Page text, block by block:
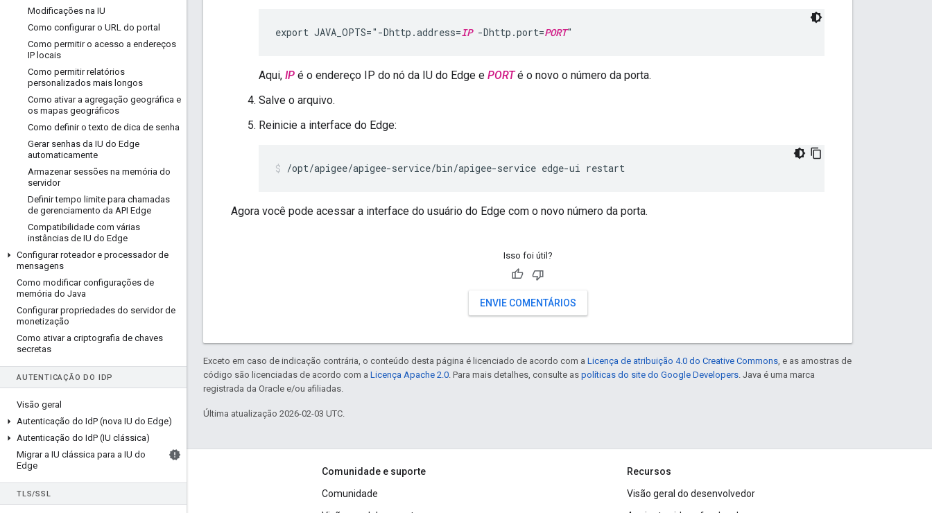
Modificações na IU
Como configurar o URL do portal
Como permitir o acesso a endereços
IP locais
Como permitir relatórios
personalizados mais longos
Como ativar a agregação geográfica e
os mapas geográficos
Como definir o texto de dica de senha
Gerar senhas da IU do Edge
automaticamente
Armazenar sessões na memória do
servidor
Definir tempo limite para chamadas
de gerenciamento da API Edge
Compatibilidade com várias
instâncias de IU do Edge
Configurar roteador e processador de
mensagens
Como modificar configurações de
memória do Java
Configurar propriedades do servidor de
monetização
Como ativar a criptografia de chaves
secretas
AUTENTICAÇÃO DO IDP
Visão geral
Autenticação do IdP (nova IU do Edge)
Autenticação do IdP (IU clássica)
Migrar a IU clássica para a IU do
Edge
TLS/SSL
export JAVA_OPTS="-Dhttp.address=IP -Dhttp.port=PORT"
Aqui, IP é o endereço IP do nó da IU do Edge e PORTé o novo o número da porta.
Salve o arquivo.
Reinicie a interface do Edge:
/opt/apigee/apigee-service/bin/apigee-service edge-ui restart
Agora você pode acessar a interface do usuário do Edge com o novo número da porta.
Isso foi útil?
ENVIE COMENTÁRIOS
Exceto em caso de indicação contrária, o conteúdo desta página é licenciado de acordo com a Licença de atribuição 4.0 do Creative Commons, e as amostras de
código são licenciadas de acordo com a Licença Apache 2.0. Para mais detalhes, consulte as políticas do site do Google Developers. Java é uma marca
registrada da Oracle e/ou afiliadas.
Última atualização 2026-02-03 UTC.
Sobre a Apigee
We're part of Google
Comunidade e suporte
Comunidade
Recursos
Visão geral do desenvolvedor